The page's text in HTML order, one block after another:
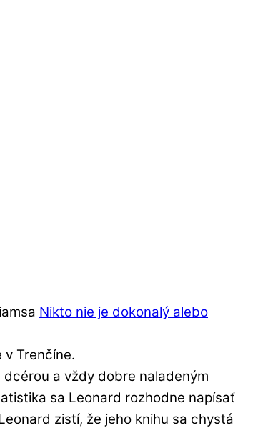
Nikto nie je dokonalý alebo
v Trenčíne.
a vždy dobre naladeným
sa Leonard rozhodne napísať
zistí, že jeho knihu sa chystá